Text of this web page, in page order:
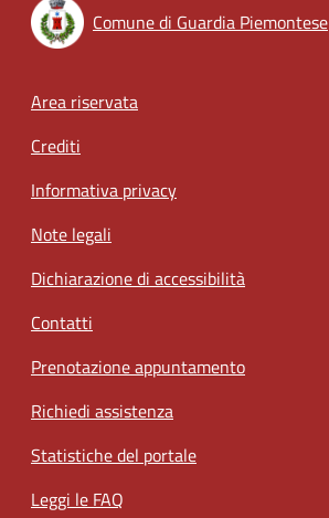
Comune di Guardia Piemontese
Footer menu
Area riservata
Crediti
Informativa privacy
Note legali
Dichiarazione di accessibilità
Contatti
Prenotazione appuntamento
Richiedi assistenza
Statistiche del portale
Leggi le FAQ